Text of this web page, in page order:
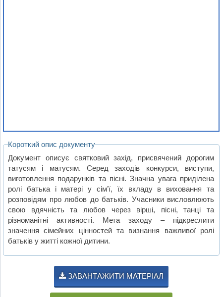
Короткий опис документу
Документ описує святковий захід, присвячений дорогим
татусям і матусям. Серед заходів конкурси, виступи,
виготовлення подарунків та пісні. Значна увага приділена
ролі батька і матері у сім’ї, їх вкладу в виховання та
розповідям про любов до батьків. Учасники висловлюють
свою вдячність та любов через вірші, пісні, танці та
різноманітні активності. Мета заходу – підкреслити
значення сімейних цінностей та визнання важливої ролі
батьків у житті кожної дитини.
ЗАВАНТАЖИТИ МАТЕРІАЛ